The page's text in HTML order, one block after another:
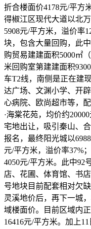
折合楼面价4178元/平方
得椒江区现代大道以北
5908元/平方米，溢价率
块，包含大量回购，此
购贸易建建面积5000㎡
米回购室第建建面积
车T2线，南侧是正在建
达广场、文渊小学、开
心病院、欧尚超市等，
·海棠花苑，均价约
宅地出让，吸引秦山、
报名，最终阳光城以
元/平方米，溢价率37%
4050元/平方米。此中92
店、花圃、体育馆、书
号地块目前配套相对欠
灵溪地价后，再下一城
域楼面价。目前区域内
16416元/平方米。加上